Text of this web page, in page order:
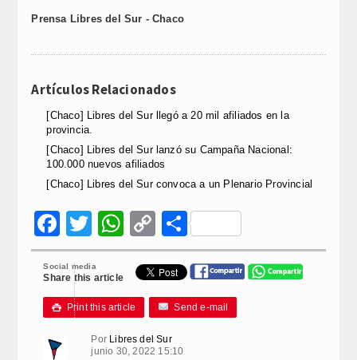
Prensa Libres del Sur - Chaco
Artículos Relacionados
[Chaco] Libres del Sur llegó a 20 mil afiliados en la
provincia.
[Chaco] Libres del Sur lanzó su Campaña Nacional:
100.000 nuevos afiliados
[Chaco] Libres del Sur convoca a un Plenario Provincial
Facebook
Twitter
WhatsApp
Copy
Link
Compartir
Social media
Share this article
 Print this article Send e-mail
Por Libres del Sur
junio 30, 2022 15:10